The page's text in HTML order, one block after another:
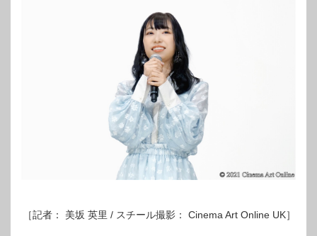
［記者： 美坂 英里 / スチール撮影： Cinema Art Online UK］